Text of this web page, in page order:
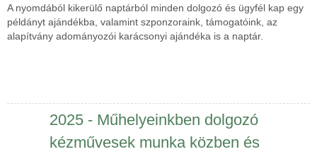
A nyomdából kikerülő naptárból minden dolgozó és ügyfél kap egy
példányt ajándékba, valamint szponzoraink, támogatóink, az
alapítvány adományozói karácsonyi ajándéka is a naptár.
2025 - Műhelyeinkben dolgozó
kézművesek munka közben és